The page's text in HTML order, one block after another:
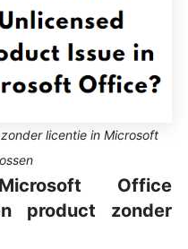
licentie in Microsoft
Office
product zonder